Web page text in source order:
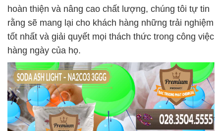
hoàn thiện và nâng cao chất lượng, chúng tôi tự tin
rằng sẽ mang lại cho khách hàng những trải nghiệm
tốt nhất và giải quyết mọi thách thức trong công việc
hàng ngày của họ.